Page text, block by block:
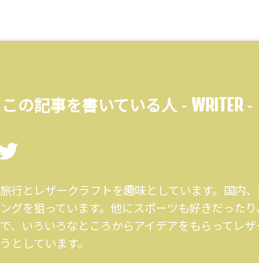
この記事を書いている人 - WRITER-
旅行とレザークラフトを趣味としています。国内
ングを狙っています。他にスポーツも好きだった
で、いろいろなところからアイデアをもらってレ
うとしています。